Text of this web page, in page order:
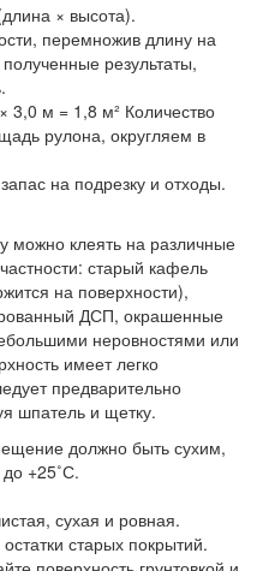
× высота).
перемножив длину на
результаты,
3,0 м = 1,8 м² Количество
рулона, округляем в
на подрезку и отходы.
можно клеять на различные
старый кафель
на поверхности),
ДСП, окрашенные
неровностями или
имеет легко
предварительно
шпатель и щетку.
должно быть сухим,
+25˚С.
сухая и ровная.
старых покрытий.